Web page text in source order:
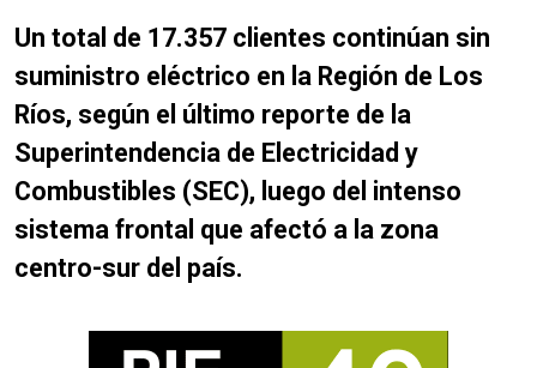
Un total de 17.357 clientes continúan sin
suministro eléctrico en la Región de Los
Ríos, según el último reporte de la
Superintendencia de Electricidad y
Combustibles (SEC), luego del intenso
sistema frontal que afectó a la zona
centro-sur del país.